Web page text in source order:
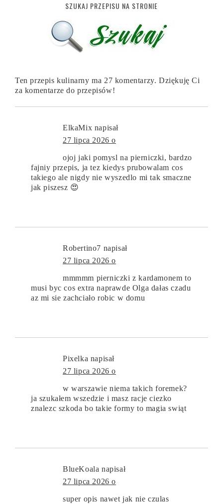
SZUKAJ PRZEPISU NA STRONIE
Ten przepis kulinarny ma 27 komentarzy. Dziękuję Ci
za komentarze do przepisów!
ElkaMix napisał
27 lipca 2026 o
ojoj jaki pomysl na pierniczki, bardzo
fajniy przepis, ja tez kiedys prubowalam cos
takiego ale nigdy nie wyszedlo mi tak smaczne
jak piszesz 😍
Robertino7 napisał
27 lipca 2026 o
mmmmm pierniczki z kardamonem to
musi byc cos extra naprawde Olga dałas czadu
az mi sie zachciało robic w domu
Pixelka napisał
27 lipca 2026 o
w warszawie niema takich foremek?
ja szukałem wszedzie i masz racje ciezko
znalezc szkoda bo takie formy to magia swiąt
BlueKoala napisał
27 lipca 2026 o
super opis nawet jak nie czulas